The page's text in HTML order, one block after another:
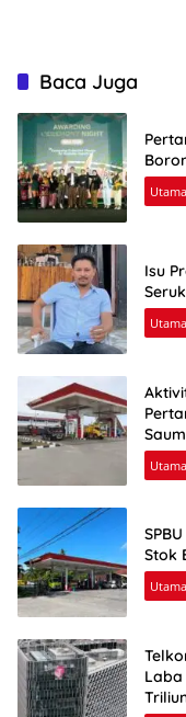
Baca Juga
Utama
Isu
Utama
Utama
Stok
Utama
Laba